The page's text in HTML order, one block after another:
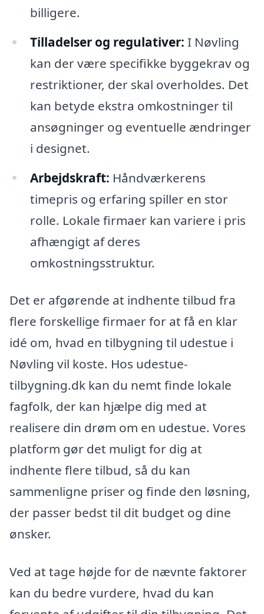
billigere.
Tilladelser og regulativer: I Nøvling
kan der være specifikke byggekrav og
restriktioner, der skal overholdes. Det
kan betyde ekstra omkostninger til
ansøgninger og eventuelle ændringer
i designet.
Arbejdskraft: Håndværkerens
timepris og erfaring spiller en stor
rolle. Lokale firmaer kan variere i pris
afhængigt af deres
omkostningsstruktur.
Det er afgørende at indhente tilbud fra
flere forskellige firmaer for at få en klar
idé om, hvad en tilbygning til udestue i
Nøvling vil koste. Hos udestue-
tilbygning.dk kan du nemt finde lokale
fagfolk, der kan hjælpe dig med at
realisere din drøm om en udestue. Vores
platform gør det muligt for dig at
indhente flere tilbud, så du kan
sammenligne priser og finde den løsning,
der passer bedst til dit budget og dine
ønsker.
Ved at tage højde for de nævnte faktorer
kan du bedre vurdere, hvad du kan